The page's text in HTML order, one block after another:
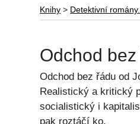
Knihy > Detektivní romány.
Odchod
Odchod bez řádu od
Realistický a kritický
socialistický i
pak roztáčí ko.